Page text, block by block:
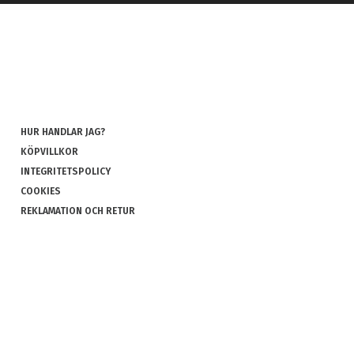
HUR HANDLAR JAG?
KÖPVILLKOR
INTEGRITETSPOLICY
COOKIES
REKLAMATION OCH RETUR